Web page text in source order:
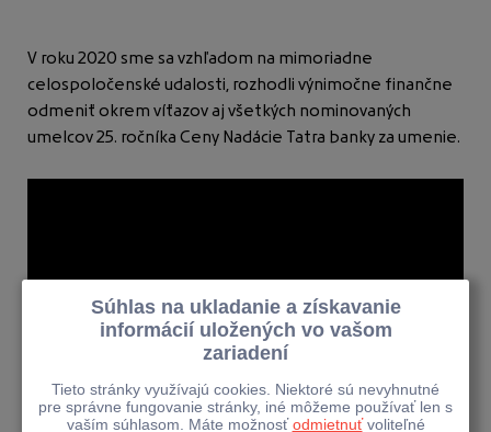
V roku 2020 sme sa vzhľadom na mimoriadne
celospoločenské udalosti, rozhodli výnimočne finančne
odmeniť okrem víťazov aj všetkých nominovaných
umelcov 25. ročníka Ceny Nadácie Tatra banky za umenie.